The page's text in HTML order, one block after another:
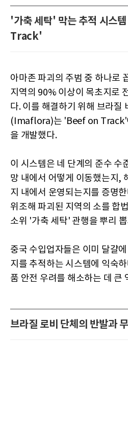
'가축 세탁' 막는 추적 시
Track'
아마존 파괴의 주범 중 하나로
지역의 90% 이상이 목초지로
다. 이를 해결하기 위해 브라질
(Imaflora)는 'Beef on Track'
을 개발했다.
이 시스템은 네 단계의 준수 수
망 내에서 어떻게 이동했는지,
지 내에서 운영되는지를 증명
위조해 파괴된 지역의 소를 합
소위 '가축 세탁' 관행을 뿌리
중국 수입업자들은 이미 달걀
지를 추적하는 시스템에 익숙
품 안전 우려를 해소하는 데 큰
브라질 로비 단체의 반발과